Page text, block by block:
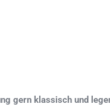
gern klassisch und